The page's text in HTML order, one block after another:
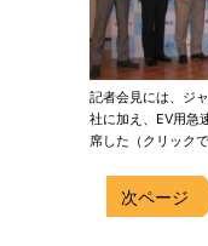
記者会見には、ジ
社に加え、EV用急
席した（クリックで